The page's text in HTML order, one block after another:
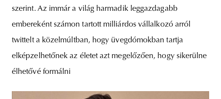
szerint. Az immár a világ harmadik leggazdagabb
embereként számon tartott milliárdos vállalkozó arról
twittelt a közelmúltban, hogy üvegdómokban tartja
elképzelhetőnek az életet azt megelőzően, hogy sikerülne
élhetővé formálni